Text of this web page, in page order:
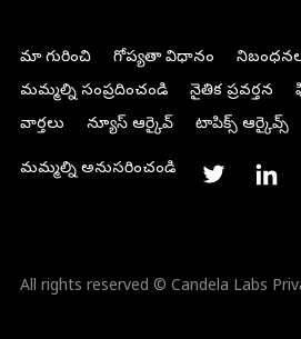
మా గురించి గోప్యతా విధానం
మమ్మల్ని సంప్రదించండి
నైతిక ప్రవర్తన
వార్తలు
న్యూస్ ఆర్కైవ్ టాపిక్స్ ఆర్కైవ్స్
మమ్మల్ని అనుసరించండి
All rights reserved © Candela Labs